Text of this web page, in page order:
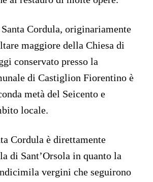
Cordula, originariamente
maggiore della Chiesa di
conservato presso la
di Castiglion Fiorentino è
metà del Seicento e
locale.
Cordula è direttamente
di Sant’Orsola in quanto la
vergini che seguirono